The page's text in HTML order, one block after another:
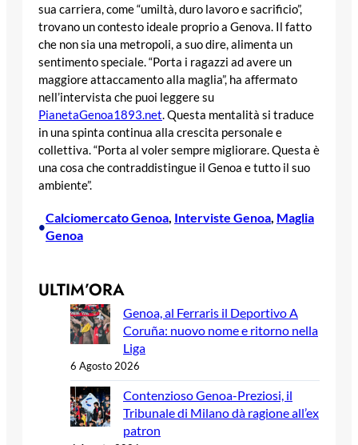
sua carriera, come “umiltà, duro lavoro e sacrificio”,
trovano un contesto ideale proprio a Genova. Il fatto
che non sia una metropoli, a suo dire, alimenta un
sentimento speciale. “Porta i ragazzi ad avere un
maggiore attaccamento alla maglia”, ha affermato
nell’intervista che puoi leggere su
PianetaGenoa1893.net. Questa mentalità si traduce
in una spinta continua alla crescita personale e
collettiva. “Porta al voler sempre migliorare. Questa è
una cosa che contraddistingue il Genoa e tutto il suo
ambiente”.
•
Calciomercato Genoa, Interviste Genoa, Maglia
Genoa
ULTIM’ORA
Genoa, al Ferraris il Deportivo A
Coruña: nuovo nome e ritorno nella
Liga
6 Agosto 2026
Contenzioso Genoa-Preziosi, il
Tribunale di Milano dà ragione all’ex
patron